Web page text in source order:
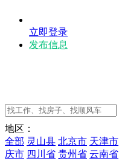
立即登录
发布信息
地区：
全部 灵山县 北京市 天津市
庆市 四川省 贵州省 云南省